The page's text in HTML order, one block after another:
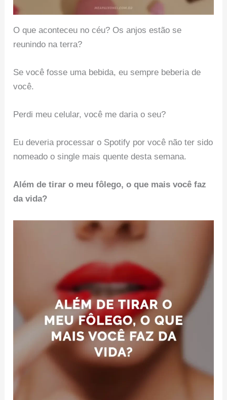
O que aconteceu no céu? Os anjos estão se
reunindo na terra?
Se você fosse uma bebida, eu sempre beberia de
você.
Perdi meu celular, você me daria o seu?
Eu deveria processar o Spotify por você não ter sido
nomeado o single mais quente desta semana.
Além de tirar o meu fôlego, o que mais você faz
da vida?